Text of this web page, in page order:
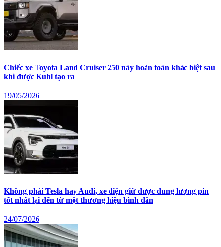
Chiếc xe Toyota Land Cruiser 250 này hoàn toàn khác biệt sau
khi được Kuhl tạo ra
19/05/2026
Không phải Tesla hay Audi, xe điện giữ được dung lượng pin
tốt nhất lại đến từ một thương hiệu bình dân
24/07/2026